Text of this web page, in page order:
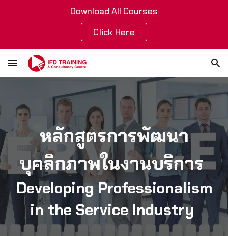
Download All Courses
Click Here
หลักสูตรการพัฒนา
บุคลิกภาพในงานบริการ
Developing Professionalism
in the Service Industry